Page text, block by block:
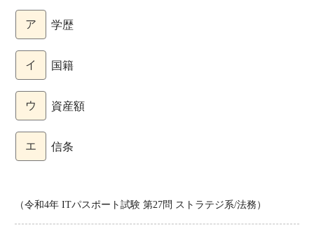
ア 学歴
イ 国籍
ウ 資産額
エ 信条
（令和4年 ITパスポート試験 第27問 ストラテジ系/法務）